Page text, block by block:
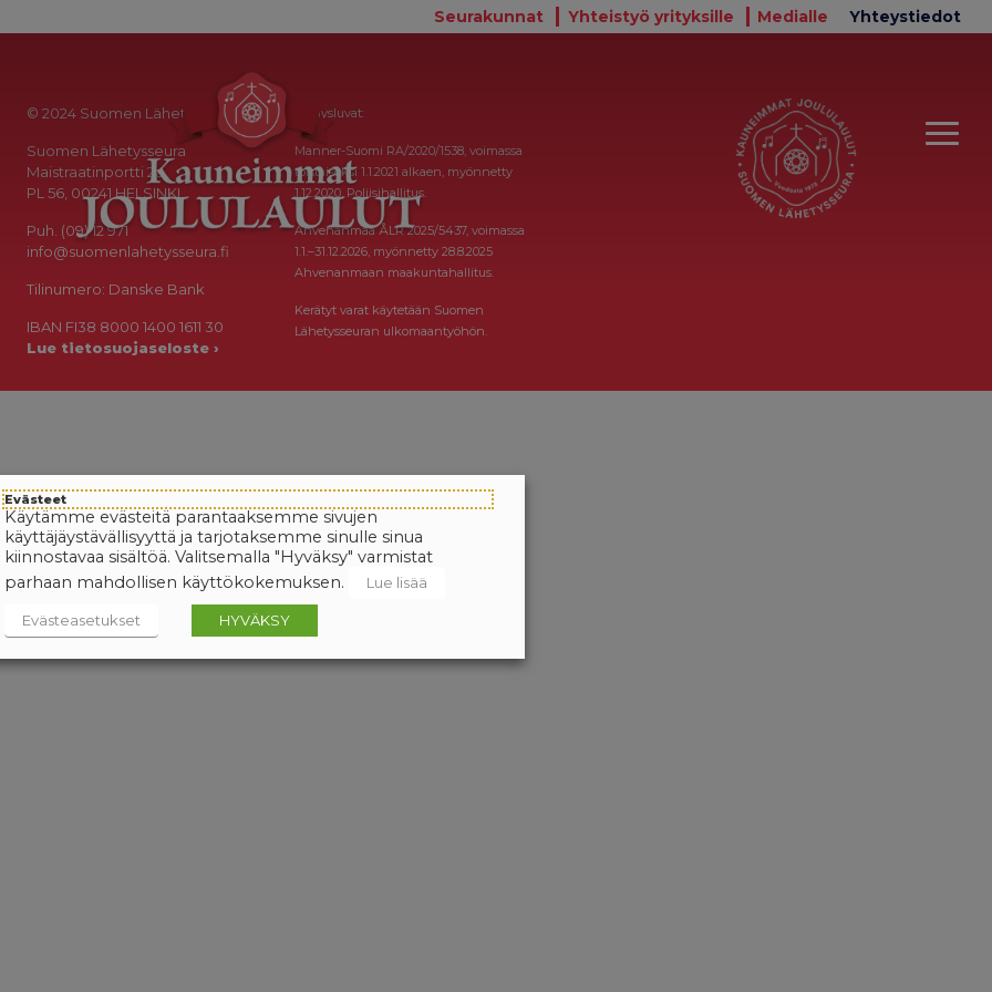
Seurakunnat Yhteistyö yrityksille Medialle Yhteystiedot
© 2024 Suomen Lähetysseura
Suomen Lähetysseura
Maistraatinportti 2a
PL 56, 00241 HELSINKI
Puh. (09) 12 971
info@suomenlahetysseura.fi
Tilinumero: Danske Bank
IBAN FI38 8000 1400 1611 30
Lue tietosuojaseloste ›
Keräysluvat:
Manner-Suomi RA/2020/1538, voimassa
toistaiseksi 1.1.2021 alkaen, myönnetty
1.12.2020, Poliisihallitus.
Ahvenanmaa ÅLR 2025/5437, voimassa
1.1.–31.12.2026, myönnetty 28.8.2025
Ahvenanmaan maakuntahallitus.
Kerätyt varat käytetään Suomen
Lähetysseuran ulkomaantyöhön.
Evästeet
Käytämme evästeitä parantaaksemme sivujen
käyttäjäystävällisyyttä ja tarjotaksemme sinulle sinua
kiinnostavaa sisältöä. Valitsemalla "Hyväksy" varmistat
parhaan mahdollisen käyttökokemuksen.
Lue lisää
Evästeasetukset HYVÄKSY